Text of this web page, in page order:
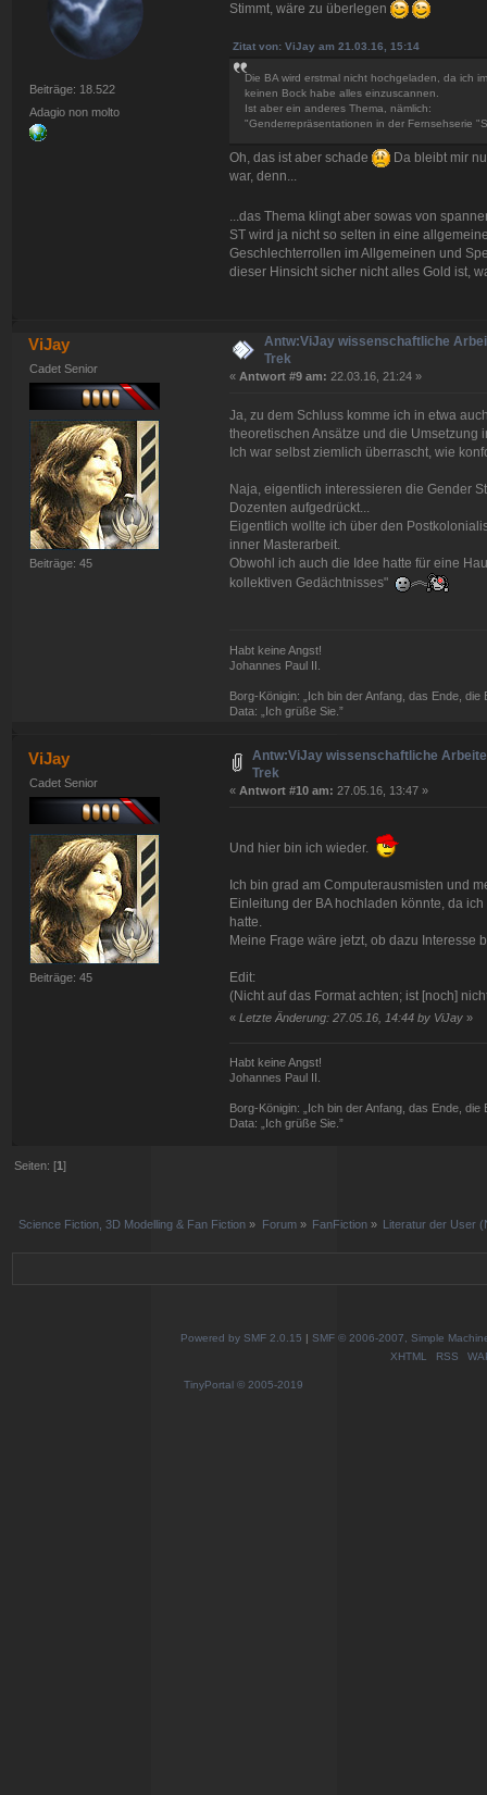
Beiträge: 18.522
Adagio non molto
Stimmt, wäre zu überlegen
Zitat von: ViJay am 21.03.16, 15:14
Die BA wird erstmal nicht hochgeladen, da ich
keinen Bock habe alles einzuscannen.
Ist aber ein anderes Thema, nämlich:
"Genderrepräsentationen in der Fernsehserie
Oh, das ist aber schade
Da bleibt mir
war, denn...
...das Thema klingt aber sowas von
ST wird ja nicht so selten in eine
Geschlechterrollen im Allgemeinen und
dieser Hinsicht sicher nicht alles Gold ist,
ViJay
Cadet Senior
Beiträge: 45
Antw:ViJay wissenschaftliche
Trek
« Antwort #9 am: 22.03.16, 21:24 »
Ja, zu dem Schluss komme ich in etwa
theoretischen Ansätze und die Umsetzung
Ich war selbst ziemlich überrascht, wie
Naja, eigentlich interessieren die Gender
Dozenten aufgedrückt...
Eigentlich wollte ich über den
inner Masterarbeit.
Obwohl ich auch die Idee hatte für eine
kollektiven Gedächtnisses"
Habt keine Angst!
Johannes Paul II.
Borg-Königin: „Ich bin der Anfang, das Ende, die
Data: „Ich grüße Sie.”
ViJay
Cadet Senior
Beiträge: 45
Antw:ViJay wissenschaftliche
Trek
« Antwort #10 am: 27.05.16, 13:47 »
Und hier bin ich wieder.
Ich bin grad am Computerausmisten und
Einleitung der BA hochladen könnte, da
hatte.
Meine Frage wäre jetzt, ob dazu Interesse
Edit:
(Nicht auf das Format achten; ist [noch]
« Letzte Änderung: 27.05.16, 14:44 by ViJay»
Habt keine Angst!
Johannes Paul II.
Borg-Königin: „Ich bin der Anfang, das Ende, die
Data: „Ich grüße Sie.”
Seiten: [1]
Science Fiction, 3D Modelling & Fan Fiction » Forum» FanFiction » Literatur der User
Powered by SMF 2.0.15 | SMF © 2006-2007, Simple
XHTML
RSS
TinyPortal © 2005-2019